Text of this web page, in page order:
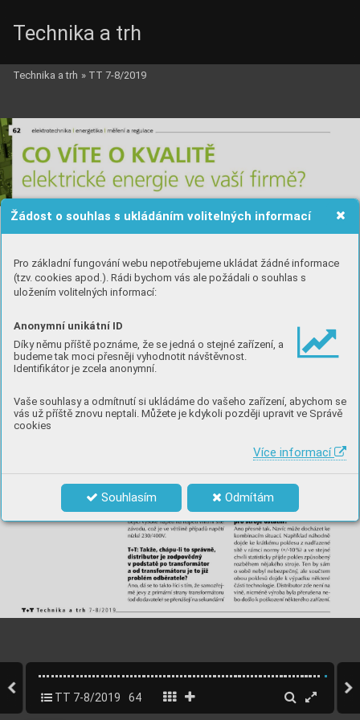
Žádost o souhlas s ukládáním volitelných informací
Pro základní fungování webu nepotřebujeme ukládat žádné informace
(tzv. cookies apod.). Rádi bychom vás ale požádali o souhlas s
uložením volitelných informací:
Anonymní unikátní ID
Díky němu příště poznáme, že se jedná o stejné zařízení, a
budeme tak moci přesněji vyhodnotit návštěvnost.
Identifikátor je zcela anonymní.
Vaše souhlasy a odmítnutí si ukládáme do vašeho zařízení, abychom se
vás už příště znovu neptali. Můžete je kdykoli později upravit ve Správě
cookies
Více informací
Souhlasím Odmítám
Technika a trh
Technika a trh » TT 7-8/2019
TT 7-8/2019 64